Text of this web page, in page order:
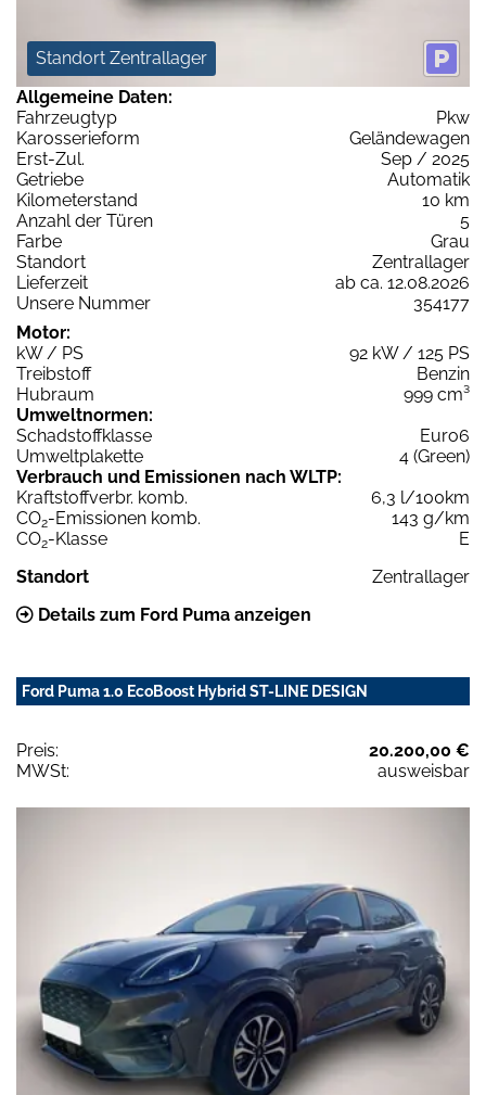
Standort Zentrallager
Allgemeine Daten:
Fahrzeugtyp
Pkw
Karosserieform
Geländewagen
Erst-Zul.
Sep / 2025
Getriebe
Automatik
Kilometerstand
10 km
Anzahl der Türen
5
Farbe
Grau
Standort
Zentrallager
Lieferzeit
ab ca. 12.08.2026
Unsere Nummer
354177
Motor:
kW / PS
92 kW / 125 PS
Treibstoff
Benzin
Hubraum
999 cm³
Umweltnormen:
Schadstoffklasse
Euro6
Umweltplakette
4 (Green)
Verbrauch und Emissionen nach WLTP:
Kraftstoffverbr. komb.
6,3 l/100km
CO2-Emissionen komb.
143 g/km
CO2-Klasse
E
Standort
Zentrallager
Details zum Ford Puma anzeigen
Ford Puma 1.0 EcoBoost Hybrid ST-LINE DESIGN
Preis:
20.200,00 €
MWSt:
ausweisbar